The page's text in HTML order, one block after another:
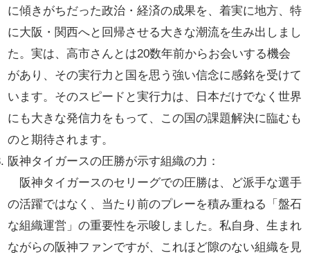
に傾きがちだった政治・経済の成果を、着実に地方、特
に大阪・関西へと回帰させる大きな潮流を生み出しまし
た。実は、高市さんとは20数年前からお会いする機会
があり、その実行力と国を思う強い信念に感銘を受けて
います。そのスピードと実行力は、日本だけでなく世界
にも大きな発信力をもって、この国の課題解決に臨むも
のと期待されます。
阪神タイガースの圧勝が示す組織の力：
阪神タイガースのセリーグでの圧勝は、ど派手な選手
の活躍ではなく、当たり前のプレーを積み重ねる「盤石
な組織運営」の重要性を示唆しました。私自身、生まれ
ながらの阪神ファンですが、これほど隙のない組織を見